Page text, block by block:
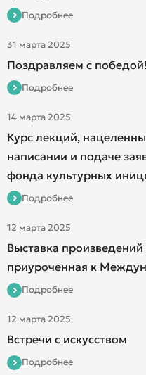
Подробнее
31 марта 2025
Поздравляем с победой!
Подробнее
14 марта 2025
Курс лекций,
написании и подаче
фонда культурных
Подробнее
12 марта 2025
Выставка
приуроченная к
Подробнее
12 марта 2025
Встречи с искусством
Подробнее